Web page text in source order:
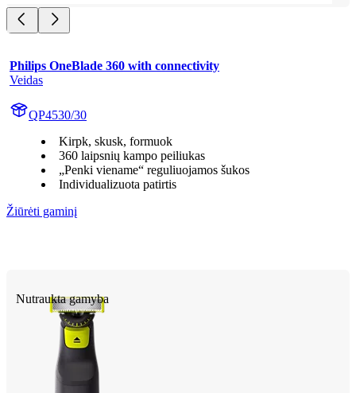
Philips OneBlade 360 with connectivity
Veidas
QP4530/30
Kirpk, skusk, formuok
360 laipsnių kampo peiliukas
„Penki viename“ reguliuojamos šukos
Individualizuota patirtis
Žiūrėti gaminį
Nutraukta gamyba